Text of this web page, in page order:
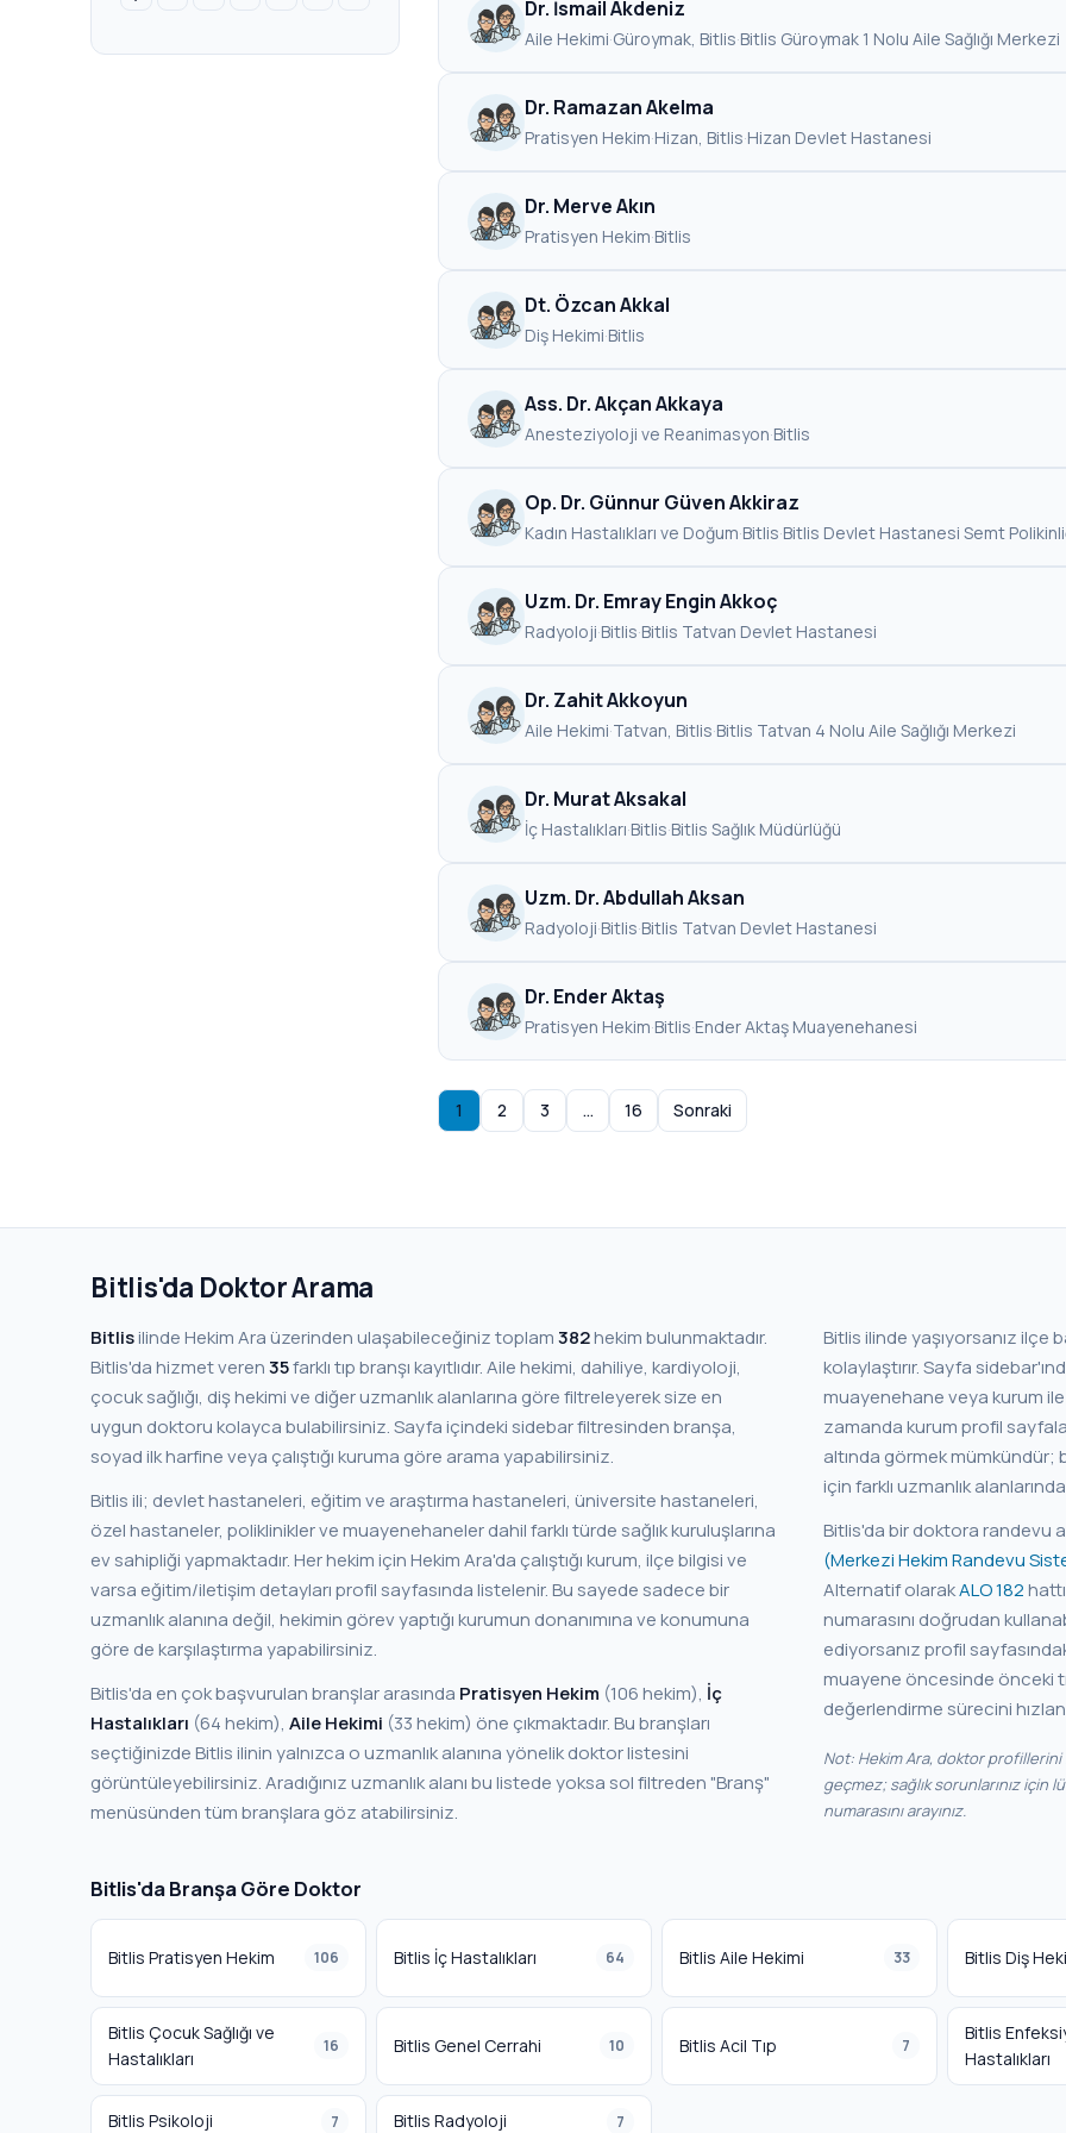
Dr. İsmail Akdeniz
Aile Hekimi·Güroymak, Bitlis·Bitlis Güroymak 1 Nolu Aile Sağlığı Merkezi
Dr. Ramazan Akelma
Pratisyen Hekim·Hizan, Bitlis·Hizan Devlet Hastanesi
Dr. Merve Akın
Pratisyen Hekim·Bitlis
Dt. Özcan Akkal
Diş Hekimi·Bitlis
Ass. Dr. Akçan Akkaya
Anesteziyoloji ve Reanimasyon·Bitlis
Op. Dr. Günnur Güven Akkiraz
Kadın Hastalıkları ve Doğum·Bitlis·Bitlis Devlet Hastanesi Semt
Uzm. Dr. Emray Engin Akkoç
Radyoloji·Bitlis·Bitlis Tatvan Devlet Hastanesi
Dr. Zahit Akkoyun
Aile Hekimi·Tatvan, Bitlis·Bitlis Tatvan 4 Nolu Aile Sağlığı Merkezi
Dr. Murat Aksakal
İç Hastalıkları·Bitlis·Bitlis Sağlık Müdürlüğü
Uzm. Dr. Abdullah Aksan
Radyoloji·Bitlis·Bitlis Tatvan Devlet Hastanesi
Dr. Ender Aktaş
Pratisyen Hekim·Bitlis·Ender Aktaş Muayenehanesi
1 2 3 … 16 Sonraki
Bitlis'da Doktor Arama
Bitlisilinde Hekim Ara üzerinden ulaşabileceğiniz toplam382hekim bulunmaktadır.
Bitlis'da hizmet veren35farklı tıp branşı kayıtlıdır. Aile hekimi, dahiliye, kardiyoloji,
çocuk sağlığı, diş hekimi ve diğer uzmanlık alanlarına göre filtreleyerek size en
uygun doktoru kolayca bulabilirsiniz. Sayfa içindeki sidebar filtresinden branşa,
soyad ilk harfine veya çalıştığı kuruma göre arama yapabilirsiniz.
Bitlis ili; devlet hastaneleri, eğitim ve araştırma hastaneleri, üniversite hastaneleri,
özel hastaneler, poliklinikler ve muayenehaneler dahil farklı türde sağlık kuruluşlarına
ev sahipliği yapmaktadır. Her hekim için Hekim Ara'da çalıştığı kurum, ilçe bilgisi ve
varsa eğitim/iletişim detayları profil sayfasında listelenir. Bu sayede sadece bir
uzmanlık alanına değil, hekimin görev yaptığı kurumun donanımına ve konumuna
göre de karşılaştırma yapabilirsiniz.
Bitlis'da en çok başvurulan branşlar arasında Pratisyen Hekim (106 hekim), İç
Hastalıkları (64 hekim), Aile Hekimi (33 hekim) öne çıkmaktadır. Bu branşları
seçtiğinizde Bitlis ilinin yalnızca o uzmanlık alanına yönelik doktor listesini
görüntüleyebilirsiniz. Aradığınız uzmanlık alanı bu listede yoksa sol filtreden "Branş"
menüsünden tüm branşlara göz atabilirsiniz.
Bitlis ilinde yaşıyorsanız ilçe
kolaylaştırır. Sayfa sidebar'ından "İlçe" filtresini kullanarak yakınınızdaki
muayenehane veya kurum ile
zamanda kurum profil
altında görmek mümkündür; böylece ailenizin aynı hastanede sürdürdüğü tedaviler
için farklı uzmanlık
Bitlis'da bir doktora randevu
(Merkezi Hekim Randevu
Alternatif olarakALO 182
numarasını doğrudan kullanabilirsiniz. Özel hastane veya
ediyorsanız profil
muayene öncesinde önceki
değerlendirme sürecini
Not: Hekim Ara, doktor profillerini
geçmez; sağlık sorunlarınız için
numarasını arayınız.
Bitlis'da Branşa Göre Doktor
Bitlis Pratisyen Hekim 106 Bitlis İç Hastalıkları 64 Bitlis Aile Hekimi 33 Bitlis Diş
Bitlis Çocuk Sağlığı ve
Hastalıkları
16 Bitlis Genel Cerrahi 10 Bitlis Acil Tıp 7
Bitlis
Hastalıkları
Bitlis Psikoloji 7 Bitlis Radyoloji 7